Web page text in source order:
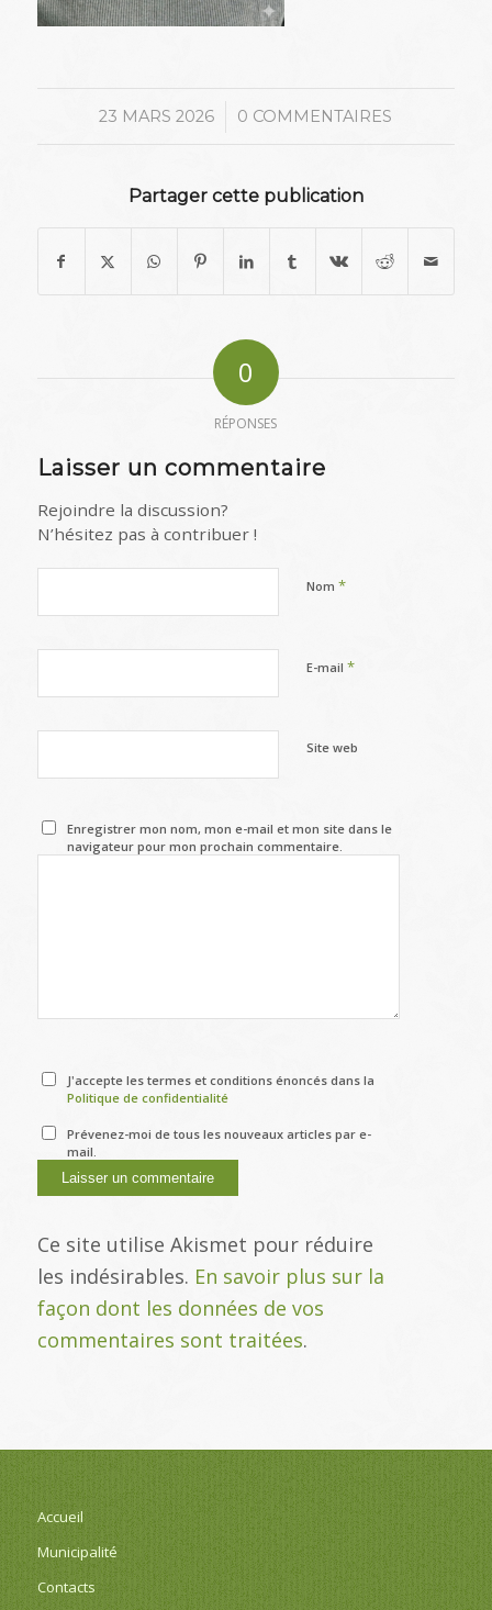
23 MARS 2026
/ 0 COMMENTAIRES
Partager cette publication
0
RÉPONSES
Laisser un commentaire
Rejoindre la discussion?
N’hésitez pas à contribuer !
Nom *
E-mail *
Site web
Enregistrer mon nom, mon e-mail et mon site dans le
navigateur pour mon prochain commentaire.
J'accepte les termes et conditions énoncés dans la
Politique de confidentialité
Prévenez-moi de tous les nouveaux articles par e-
mail.
Ce site utilise Akismet pour réduire
les indésirables. En savoir plus sur la
façon dont les données de vos
commentaires sont traitées.
Accueil
Municipalité
Contacts